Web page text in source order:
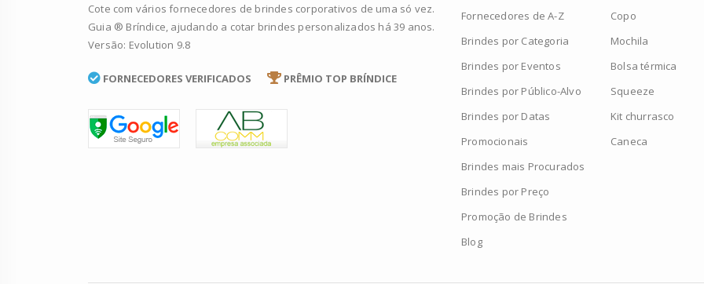
Cote com vários fornecedores de brindes corporativos de uma só vez.
Guia ® Bríndice, ajudando a cotar brindes personalizados há 39 anos.
Versão: Evolution 9.8
FORNECEDORES VERIFICADOS PRÊMIO TOP BRÍNDICE
Fornecedores de A-Z
Brindes por Categoria
Brindes por Eventos
Brindes por Público-Alvo
Brindes por Datas
Promocionais
Brindes mais Procurados
Brindes por Preço
Promoção de Brindes
Blog
Copo
Mochila
Bolsa térmica
Squeeze
Kit churrasco
Caneca